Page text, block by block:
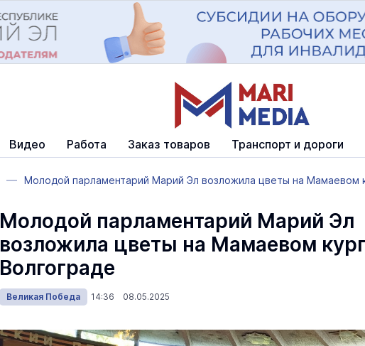
Видео Работа Заказ товаров Транспорт и дороги
Молодой парламентарий Марий Эл возложила цветы на Мамаевом
Молодой парламентарий Марий Эл
возложила цветы на Мамаевом
Волгограде
Великая Победа 14:36 08.05.2025